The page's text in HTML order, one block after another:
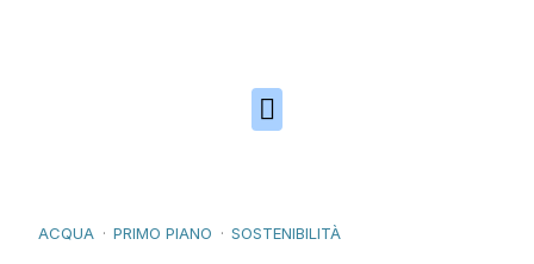
ACQUA PRIMO PIANO SOSTENIBILITÀ